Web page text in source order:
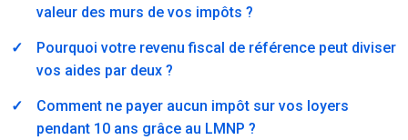
valeur des murs de vos impôts ?
Pourquoi votre revenu fiscal de référence peut diviser
vos aides par deux ?
Comment ne payer aucun impôt sur vos loyers
pendant 10 ans grâce au LMNP ?